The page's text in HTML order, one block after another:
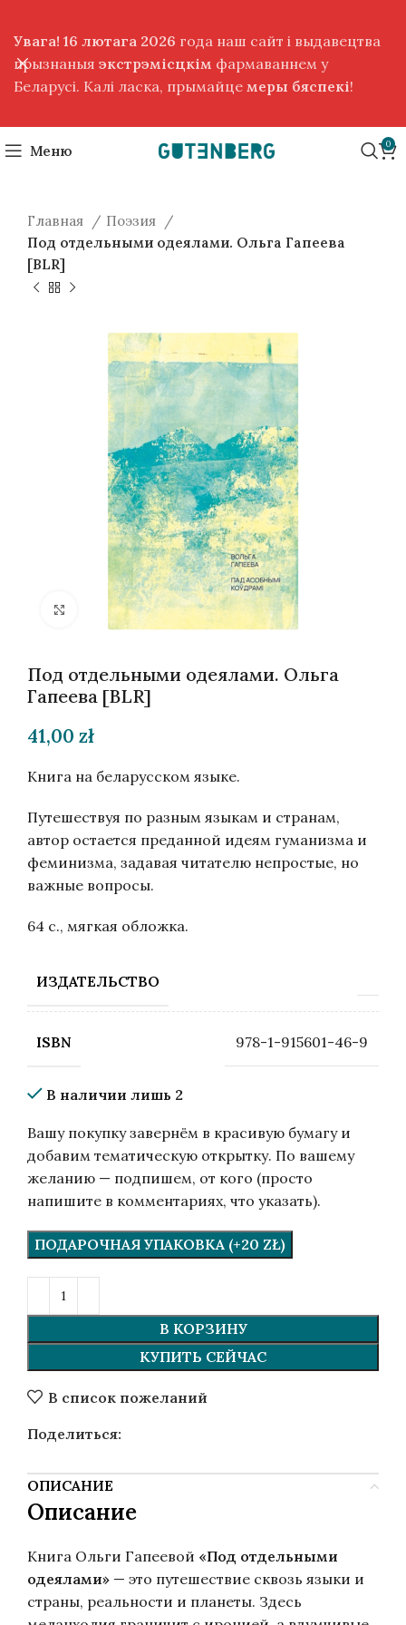
Меню 0
Главная
Поэзия
Под отдельными одеялами. Ольга Гапеева
[BLR]
Нажмите, чтобы увеличить
Под отдельными одеялами. Ольга
Гапеева [BLR]
41,00 zł
Книга на беларусском языке.
Путешествуя по разным языкам и странам,
автор остается преданной идеям гуманизма и
феминизма, задавая читателю непростые, но
важные вопросы.
64 с., мягкая обложка.
ИЗДАТЕЛЬСТВО
ISBN 978-1-915601-46-9
В наличии лишь 2
Вашу покупку завернём в красивую бумагу и
добавим тематическую открытку. По вашему
желанию — подпишем, от кого (просто
напишите в комментариях, что указать).
ПОДАРОЧНАЯ УПАКОВКА (+20 ZŁ)
В КОРЗИНУ
КУПИТЬ СЕЙЧАС
В список пожеланий
Поделиться:
ОПИСАНИЕ
Описание
Книга Ольги Гапеевой «Под отдельными
одеялами» — это путешествие сквозь языки и
страны, реальности и планеты. Здесь
Увага! 16 лютага 2026 года наш сайт і выдавецтва
прызнаныя экстрэмісцкім фармаваннем у
Беларусі. Калі ласка, прымайце меры бяспекі!